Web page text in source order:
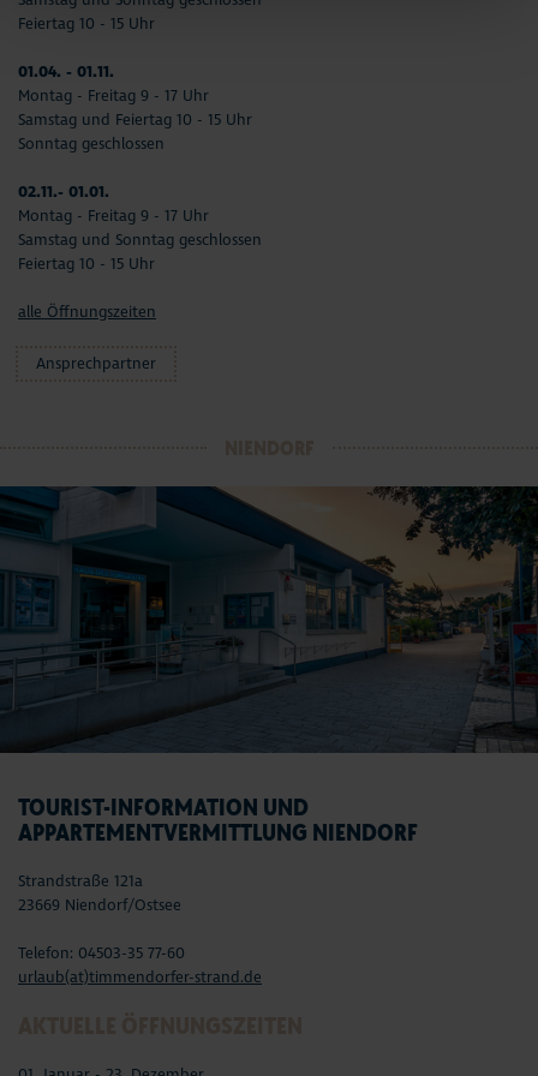
Feiertag 10 - 15 Uhr
01.04. - 01.11.
Montag - Freitag 9 - 17 Uhr
Samstag und Feiertag 10 - 15 Uhr
Sonntag geschlossen
02.11.- 01.01.
Montag - Freitag 9 - 17 Uhr
Samstag und Sonntag geschlossen
Feiertag 10 - 15 Uhr
alle Öffnungszeiten
Ansprechpartner
TOURIST-INFORMATION UND
APPARTEMENTVERMITTLUNG NIENDORF
Strandstraße 121a
23669 Niendorf/Ostsee
Telefon: 04503-35 77-60
urlaub(at)timmendorfer-strand.de